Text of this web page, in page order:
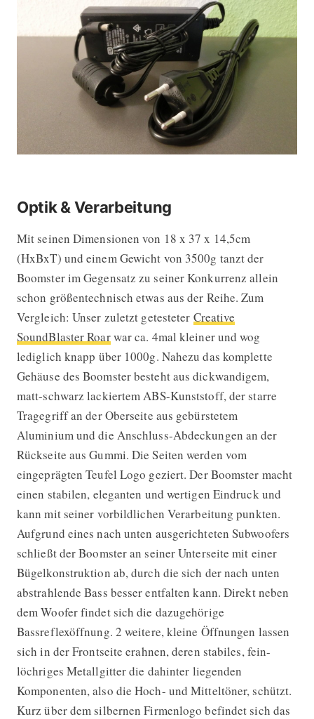
Optik & Verarbeitung
Mit seinen Dimensionen von 18 x 37 x 14,5cm
(HxBxT) und einem Gewicht von 3500g tanzt der
Boomster im Gegensatz zu seiner Konkurrenz allein
schon größentechnisch etwas aus der Reihe. Zum
Vergleich: Unser zuletzt getesteter Creative
SoundBlaster Roarwar ca. 4mal kleiner und wog
lediglich knapp über 1000g. Nahezu das komplette
Gehäuse des Boomster besteht aus dickwandigem,
matt-schwarz lackiertem ABS-Kunststoff, der starre
Tragegriff an der Oberseite aus gebürstetem
Aluminium und die Anschluss-Abdeckungen an der
Rückseite aus Gummi. Die Seiten werden vom
eingeprägten Teufel Logo geziert. Der Boomster macht
einen stabilen, eleganten und wertigen Eindruck und
kann mit seiner vorbildlichen Verarbeitung punkten.
Aufgrund eines nach unten ausgerichteten Subwoofers
schließt der Boomster an seiner Unterseite mit einer
Bügelkonstruktion ab, durch die sich der nach unten
abstrahlende Bass besser entfalten kann. Direkt neben
dem Woofer findet sich die dazugehörige
Bassreflexöffnung. 2 weitere, kleine Öffnungen lassen
sich in der Frontseite erahnen, deren stabiles, fein-
löchriges Metallgitter die dahinter liegenden
Komponenten, also die Hoch- und Mitteltöner, schützt.
Kurz über dem silbernen Firmenlogo befindet sich das